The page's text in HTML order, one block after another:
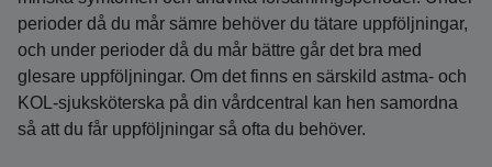
perioder då du mår sämre behöver du tätare uppföljningar,
och under perioder då du mår bättre går det bra med
glesare uppföljningar. Om det finns en särskild astma- och
KOL-sjuksköterska på din vårdcentral kan hen samordna
så att du får uppföljningar så ofta du behöver.